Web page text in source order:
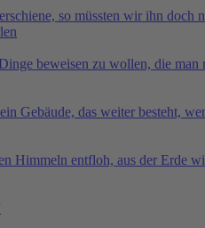
so müssten wir ihn doch
beweisen zu wollen, die
Gebäude, das weiter besteht,
Himmeln entfloh, aus der Erde